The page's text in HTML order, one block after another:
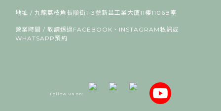
地址 / 九龍荔枝角長順街1-3號新昌工業大廈11樓1106B室
營業時間 / 敬請透過FACEBOOK、INSTAGRAM私訊或
WHATSAPP預約
Follow us on: